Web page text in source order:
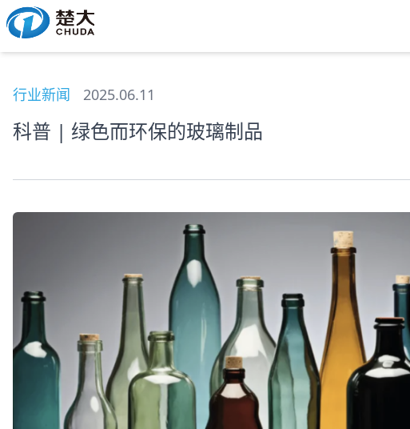
科普 | 绿色而环保的玻璃制品
行业新闻 2025.06.11